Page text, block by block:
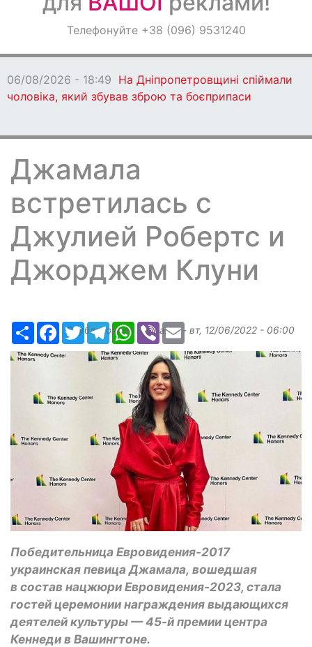
ОголошенняТелефонуйте +38 (096) 9531240
06/08/2026 - 18:49 На Дніпропетровщині спіймали
чоловіка, який збував зброю та боєприпаси
Джамала
встретилась с
Джулией Робертс и
Джорджем Клуни
РесурсFacebook
TwitterTelegramWhatsApp
ViberEmail
Опубликовано Margarita- вт, 12/06/2022 - 06:00
Победительница Евровидения-2017
украинская певица Джамала, вошедшая
в состав нацжюри Евровидения-2023, стала
гостей церемонии награждения выдающихся
деятелей культуры — 45-й премии центра
Кеннеди в Вашингтоне.